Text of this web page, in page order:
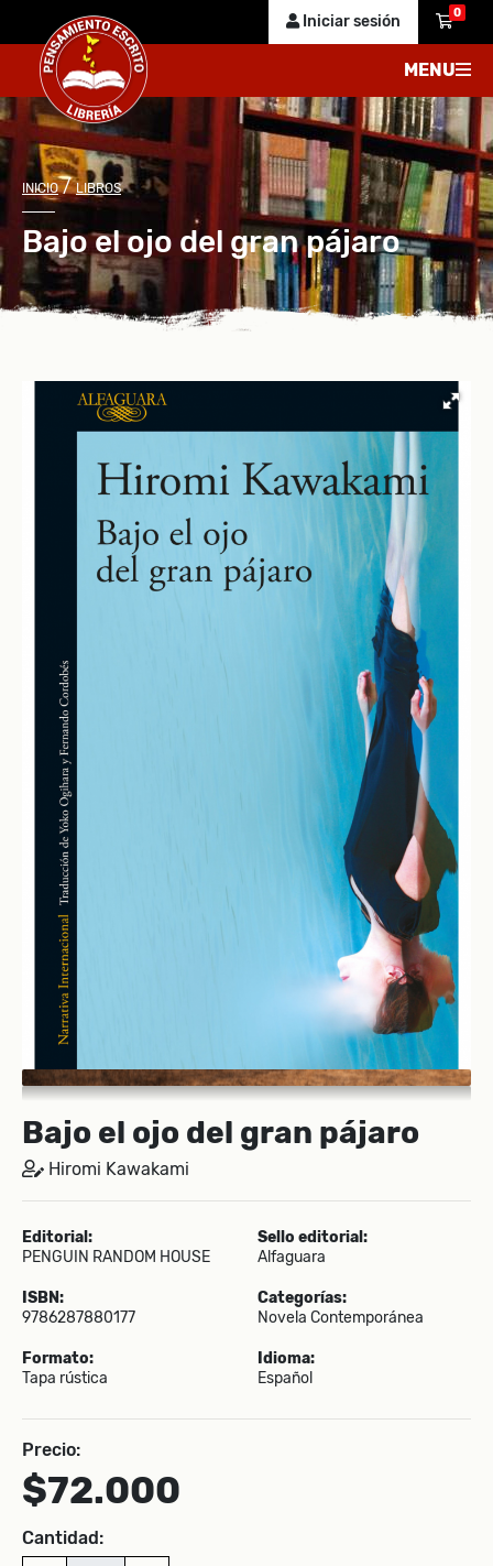
Iniciar sesión 0
MENU
INICIO/LIBROS
Bajo el ojo del gran pájaro
Bajo el ojo del gran pájaro
Hiromi Kawakami
Editorial:
PENGUIN RANDOM HOUSE
Sello editorial:
Alfaguara
ISBN:
9786287880177
Categorías:
Novela Contemporánea
Formato:
Tapa rústica
Idioma:
Español
Precio:
$72.000
Cantidad: